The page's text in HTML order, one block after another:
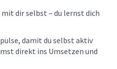
dir selbst – du lernst dich
damit du selbst aktiv
direkt ins Umsetzen und